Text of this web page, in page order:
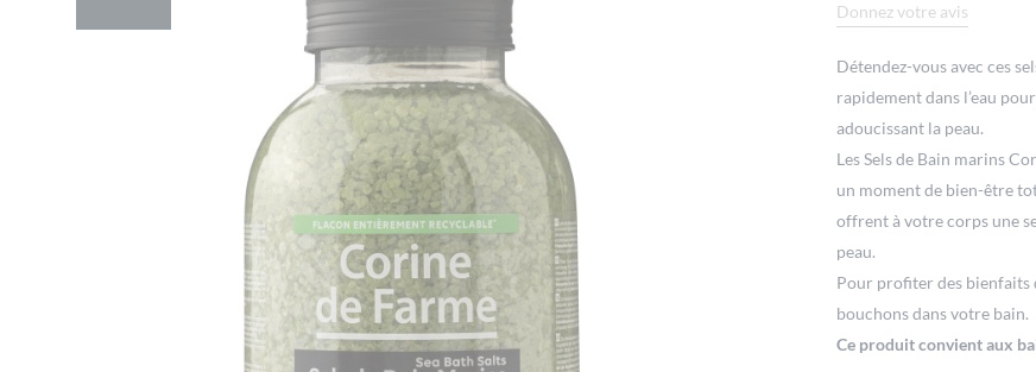
Donnez votre avis
Détendez-vous avec ces
rapidement dans l’eau
adoucissant la peau.
Les Sels de Bain marins
un moment de bien-être
offrent à votre corps une
peau.
Pour profiter des bienfaits
bouchons dans votre bain.
Ce produit convient aux